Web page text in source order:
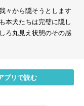
々から隠そうとします
本犬たちは完璧に隠し
ろ丸見え状態のその感
プリで読む